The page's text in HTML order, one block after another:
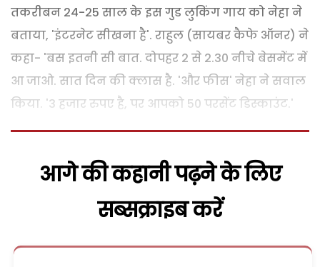
तकरीबन 24-25 साल के इस गुड लुकिंग गाय को नेहा ने
बताया, 'इंटरनेट सीखना है'. राहुल (सायबर कैफे ऑनर) ने
कहा- 'बस इतनी सी बात. दोपहर 2 से 2.30 नीचे बेसमेंट में
आ जाओ. सात दिन की क्लास है. 'और फीस' नेहा ने सवाल
किया. '3 हजार रुपए है, पर आपको 50 परसेंट डिस्काउंट.'
आगे की कहानी पढ़ने के लिए
सब्सक्राइब करें